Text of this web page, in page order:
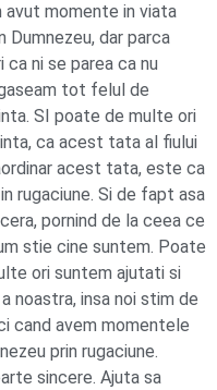
momente in viata
dar parca
ca ni se parea ca nu
tot felul de
SI poate de multe ori
ca acest tata al fiului
acest tata, este ca
rugaciune. Si de fapt asa
pornind de la ceea ce
stie cine suntem. Poate
ori suntem ajutati si
noastra, insa noi stim de
cand avem momentele
prin rugaciune.
sincere. Ajuta sa